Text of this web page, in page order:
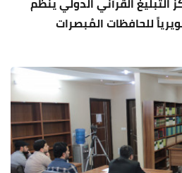
للحافظات المُبصرات